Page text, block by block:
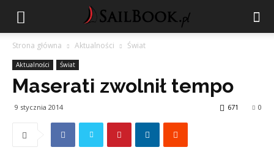
Strona główna Aktualności Świat
Aktualności Świat
Maserati zwolnił tempo
9 stycznia 2014 0
671